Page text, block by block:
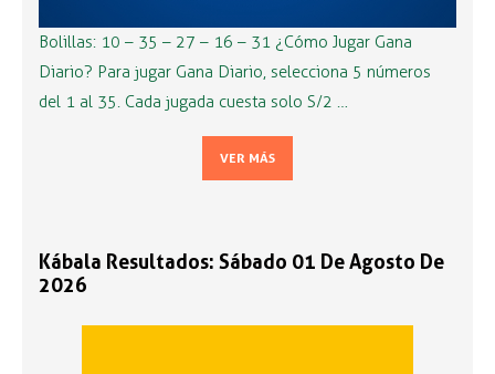
Bolillas: 10 – 35 – 27 – 16 – 31 ¿Cómo Jugar Gana
Diario? Para jugar Gana Diario, selecciona 5 números
del 1 al 35. Cada jugada cuesta solo S/2 …
VER MÁS
Kábala Resultados: Sábado 01 De Agosto De
2026